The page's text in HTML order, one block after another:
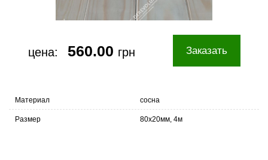
цена: 560.00 грн Заказать
Материал сосна
Размер 80х20мм, 4м